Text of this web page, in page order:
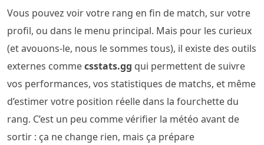
Vous pouvez voir votre rang en fin de match, sur votre
profil, ou dans le menu principal. Mais pour les curieux
(et avouons-le, nous le sommes tous), il existe des outils
externes commecsstats.gg qui permettent de suivre
vos performances, vos statistiques de matchs, et même
d’estimer votre position réelle dans la fourchette du
rang. C’est un peu comme vérifier la météo avant de
sortir : ça ne change rien, mais ça prépare